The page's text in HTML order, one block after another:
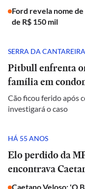
Ford revela nome
de R$ 150 mil
SERRA DA CANTAREIRA
Pitbull enfrenta
família em
Cão ficou ferido após
investigará o caso
HÁ 55 ANOS
Elo perdido da
encontrava
Caetano Veloso: 'O